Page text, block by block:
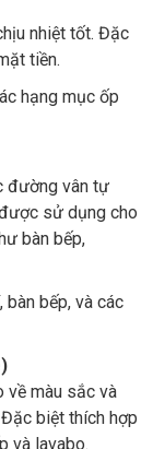
nhiệt tốt. Đặc
tiền.
hạng mục ốp
đường vân tự
sử dụng cho
bàn bếp,
bếp, và các
về màu sắc và
biệt thích hợp
và lavabo.